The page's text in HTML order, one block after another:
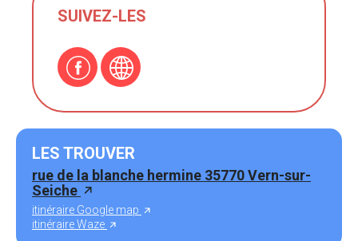
SUIVEZ-LES
LES TROUVER
rue de la blanche hermine 35770 Vern-sur-
Seiche
itinéraire Google map
itinéraire Waze